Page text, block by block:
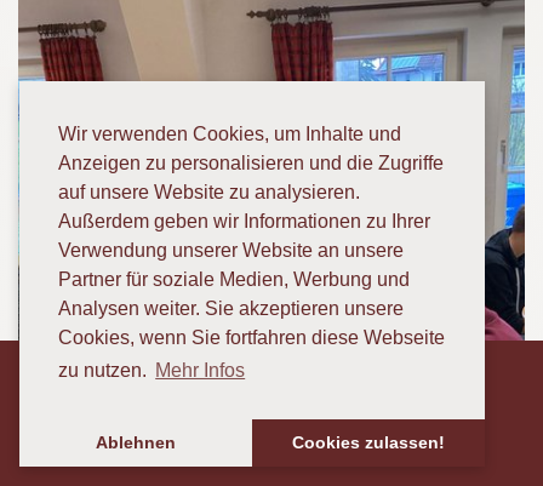
Wir verwenden Cookies, um Inhalte und
Anzeigen zu personalisieren und die Zugriffe
auf unsere Website zu analysieren.
Außerdem geben wir Informationen zu Ihrer
Verwendung unserer Website an unsere
Partner für soziale Medien, Werbung und
Analysen weiter. Sie akzeptieren unsere
Cookies, wenn Sie fortfahren diese Webseite
zu nutzen. Mehr Infos
Ablehnen Cookies zulassen!
Ansprechpartner